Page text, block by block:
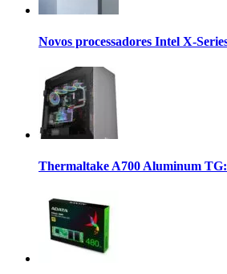
Novos processadores Intel X-
Thermaltake A700 Aluminum